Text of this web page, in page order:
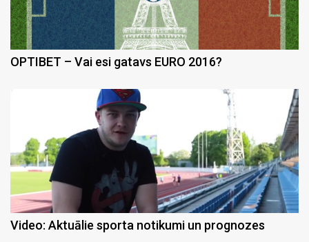
OPTIBET – Vai esi gatavs EURO 2016?
Video: Aktuālie sporta notikumi un prognozes